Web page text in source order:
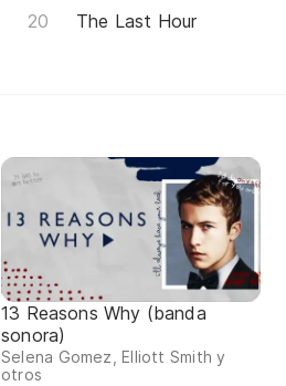
The Last Hour
13 Reasons Why (banda
sonora)
Selena Gomez, Elliott Smith y
otros